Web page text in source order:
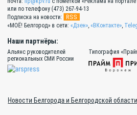
или по телефону (473) 267-94-13
Подписка на новости:
RSS
«МОЁ! Белгород» в сети: «Дзен», «ВКонтакте»,
Наши партнёры:
Альянс руководителей
региональных СМИ России
Типография
Новости Белгорода и Белгородской